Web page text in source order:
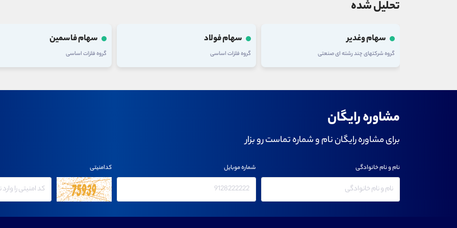
تحلیل شده
سهام وغدیر
گروه شرکتهای چند رشته ای صنعتی
سهام فولاد
گروه فلزات اساسی
سهام فاسمین
گروه فلزات اساسی
مشاوره رایگان
برای مشاوره رایگان نام و شماره تماست رو بزار
نام و نام خانوادگی شماره موبایل کدامنیتی